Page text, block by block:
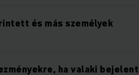
és más személyek
ha valaki